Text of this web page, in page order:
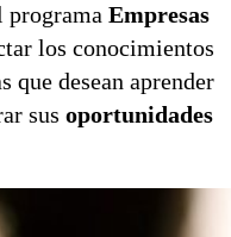
programa Empresas
los conocimientos
que desean aprender
sus oportunidades